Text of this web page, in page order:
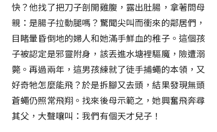
快？他找了把刀子剖開雞腹，露出肚腸，拿著問母
親：是腸子拉動腿嗎？驚聞尖叫而衝來的鄰居們，
目睹暈昏倒地的婦人和她滿手鮮血的稚子。這個孩
子被認定是邪靈附身，該丟進水塘裡驅魔，險遭溺
斃。再過兩年，這男孩練就了徒手捕蠅的本領，又
好奇牠怎麼能飛？於是拆腳又去頭，結果發現無頭
蒼蠅仍照常飛翔。找來後母示範之，她興奮飛奔尋
其父，大聲嚷叫：我們有個天才兒子！